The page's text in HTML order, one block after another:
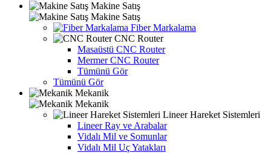
Makine Satış
Makine Satış
Fiber Markalama
CNC Router
Masaüstü CNC Router
Mermer CNC Router
Tümünü Gör
Tümünü Gör
Mekanik
Mekanik
Lineer Hareket Sistemleri
Lineer Ray ve Arabalar
Vidalı Mil ve Somunlar
Vidalı Mil Uç Yatakları